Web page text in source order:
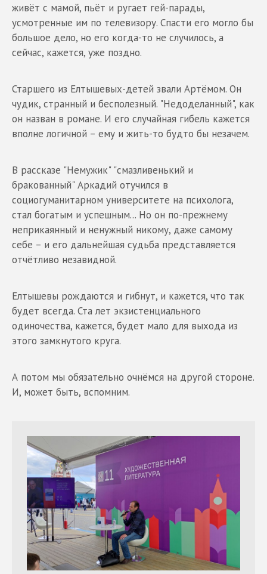
живёт с мамой, пьёт и ругает гей-парады,
усмотренные им по телевизору. Спасти его могло бы
большое дело, но его когда-то не случилось, а
сейчас, кажется, уже поздно.
Старшего из Елтышевых-детей звали Артёмом. Он
чудик, странный и бесполезный. "Недоделанный", как
он назван в романе. И его случайная гибель кажется
вполне логичной – ему и жить-то будто бы незачем.
В рассказе "Немужик" "смазливенький и
бракованный" Аркадий отучился в
социогуманитарном университете на психолога,
стал богатым и успешным... Но он по-прежнему
неприкаянный и ненужный никому, даже самому
себе – и его дальнейшая судьба представляется
отчётливо незавидной.
Елтышевы рождаются и гибнут, и кажется, что так
будет всегда. Ста лет экзистенциального
одиночества, кажется, будет мало для выхода из
этого замкнутого круга.
А потом мы обязательно очнёмся на другой стороне.
И, может быть, вспомним.